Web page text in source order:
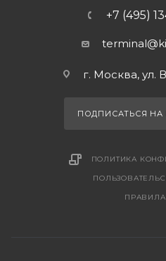
+7 (495)
г. Москва, ул.
ПОДПИСАТЬСЯ НА
ПОЛИТИКА